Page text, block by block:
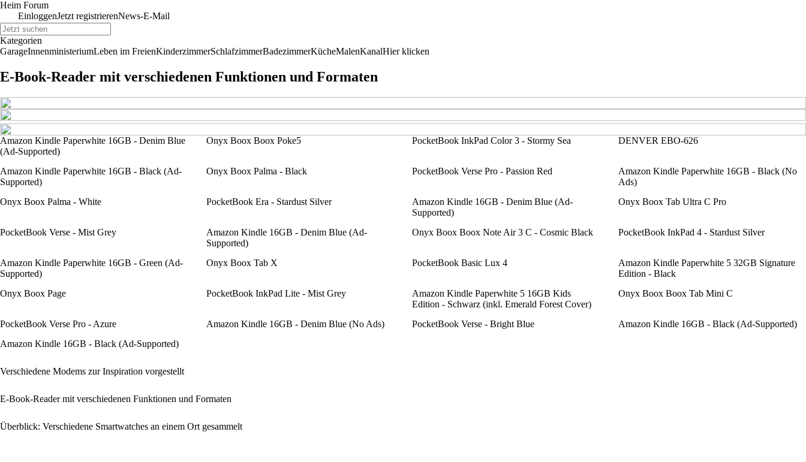
Heim Forum
EinloggenJetzt registrierenNews-E-Mail
Kategorien
GarageInnenministeriumLeben im FreienKinderzimmerSchlafzimmerBadezimmerKücheMalenKanalHier klicken
E-Book-Reader mit verschiedenen Funktionen und Formaten
Amazon Kindle Paperwhite 16GB - Denim Blue
(Ad-Supported)
Onyx Boox Boox Poke5 PocketBook InkPad Color 3 - Stormy Sea DENVER EBO-626
Amazon Kindle Paperwhite 16GB - Black (Ad-
Supported)
Onyx Boox Palma - Black PocketBook Verse Pro - Passion Red
Amazon Kindle Paperwhite 16GB - Black (No
Ads)
Onyx Boox Palma - White
PocketBook Era - Stardust Silver
Amazon Kindle 16GB - Denim Blue (Ad-
Supported)
Onyx Boox Tab Ultra C Pro
PocketBook Verse - Mist Grey
Amazon Kindle 16GB - Denim Blue (Ad-
Supported)
Onyx Boox Boox Note Air 3 C - Cosmic Black PocketBook InkPad 4 - Stardust Silver
Amazon Kindle Paperwhite 16GB - Green (Ad-
Supported)
Onyx Boox Tab X PocketBook Basic Lux 4
Amazon Kindle Paperwhite 5 32GB Signature
Edition - Black
Onyx Boox Page
PocketBook InkPad Lite - Mist Grey
Amazon Kindle Paperwhite 5 16GB Kids
Edition - Schwarz (inkl. Emerald Forest Cover)
Onyx Boox Boox Tab Mini C
PocketBook Verse Pro - Azure Amazon Kindle 16GB - Denim Blue (No Ads) PocketBook Verse - Bright Blue
Amazon Kindle 16GB - Black (Ad-Supported)
Amazon Kindle 16GB - Black (Ad-Supported)
Verschiedene Modems zur Inspiration vorgestellt
E-Book-Reader mit verschiedenen Funktionen und Formaten
Überblick: Verschiedene Smartwatches an einem Ort gesammelt